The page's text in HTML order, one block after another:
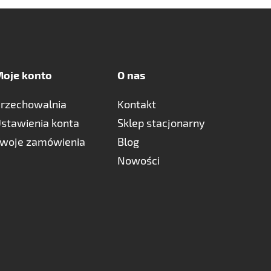
konto
konta
zamówienia
O nas
Kontakt
Sklep stacjonarny
Blog
Nowości